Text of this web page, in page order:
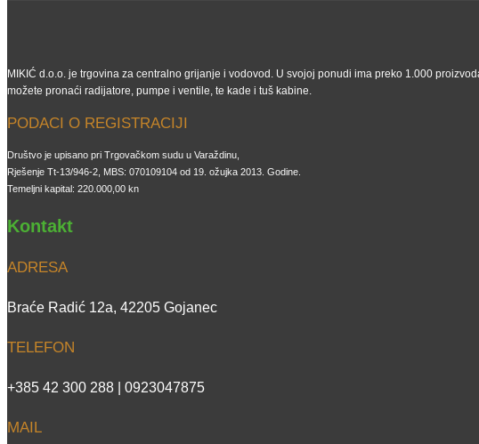
MIKIĆ d.o.o. je trgovina za centralno grijanje i vodovod. U svojoj ponudi ima preko 1.000
možete pronaći radijatore, pumpe i ventile, te kade i tuš kabine.
PODACI O REGISTRACIJI
Društvo je upisano pri Trgovačkom sudu u Varaždinu,
Rješenje Tt-13/946-2, MBS: 070109104 od 19. ožujka 2013. Godine.
Temeljni kapital: 220.000,00 kn
Kontakt
ADRESA
Braće Radić 12a, 42205 Gojanec
TELEFON
+385 42 300 288 | 0923047875
MAIL